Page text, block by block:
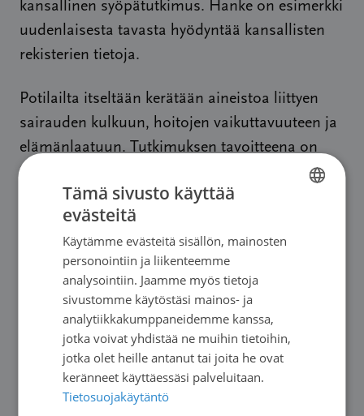
kansallinen syöpätutkimus. Hanke on esimerkki
uudenlaisesta tavasta hyödyntää kansallisten
rekisterien tietoja.
Potilailta itseltään kerätään aineistoa liittyen
sairauden kulkuun, hoitojen vaikuttavuuteen ja
elämänlaatuun. Tutkimuksen tavoitteena on
turvata tehokas ja elämänlaatua tukeva hoito
potilaille sekä lääkehoidon kustannusten
kasvun hillitseminen kokonaisuutena.
Tutkimuksessa ei keskitytä siihen vastanneiden
ihmisten lääkekuluihin eikä pyritä vaikuttamaan
Oletko kiinnostunut osallistumaan
käynnissä olevaan tutkimukseen?
SWEDISH
Tämä sivusto käyttää
evästeitä
Käytämme evästeitä sisällön, mainosten
personointiin ja liikenteemme
analysointiin. Jaamme myös tietoja
sivustomme käytöstäsi mainos- ja
analytiikkakumppaneidemme kanssa,
jotka voivat yhdistää ne muihin tietoihin,
jotka olet heille antanut tai joita he ovat
keränneet käyttäessäsi palveluitaan.
Tietosuojakäytäntö